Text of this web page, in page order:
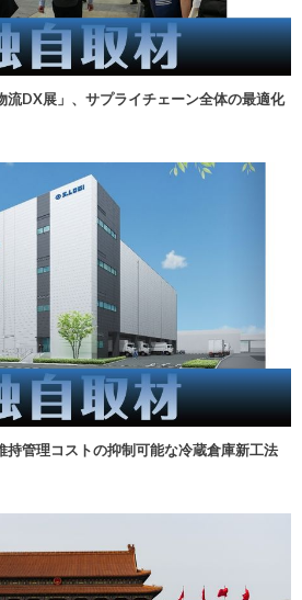
流DX展」、サプライチェーン全体の最適化
持管理コストの抑制可能な冷蔵倉庫新工法